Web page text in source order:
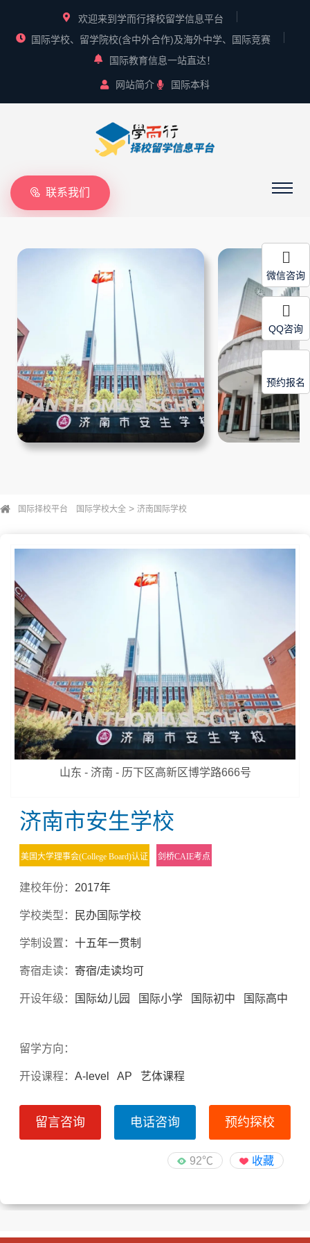
欢迎来到学而行择校留学信息平台
国际学校、留学院校(含中外合作)及海外中学、国际竞赛
国际教育信息一站直达！
网站简介 国际本科
联系我们
国际择校平台 国际学校大全 > 济南国际学校
山东 - 济南 - 历下区高新区博学路666号
济南市安生学校
美国大学理事会(College Board)认证 剑桥CAIE考点
建校年份： 2017年
学校类型： 民办国际学校
学制设置：十五年一贯制
寄宿走读： 寄宿/走读均可
开设年级： 国际幼儿园 国际小学 国际初中 国际高中
留学方向：
开设课程：A-level AP 艺体课程
留言咨询 电话咨询 预约探校
92℃ 收藏
微信咨询
QQ咨询
预约报名